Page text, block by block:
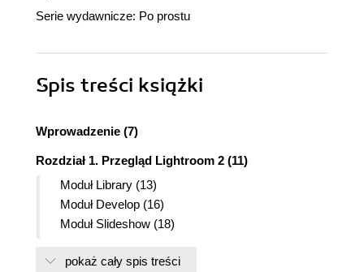
Serie wydawnicze: Po prostu
Spis treści książki
Wprowadzenie (7)
Rozdział 1. Przegląd Lightroom 2 (11)
Moduł Library (13)
Moduł Develop (16)
Moduł Slideshow (18)
Moduł Web (20)
pokaż cały spis treści